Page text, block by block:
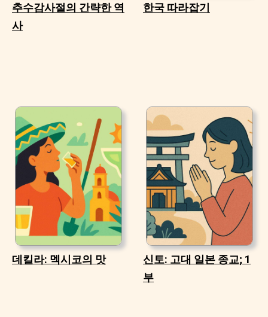
추수감사절의 간략한 역
사
한국 따라잡기
데킬라: 멕시코의 맛
신토: 고대 일본 종교; 1
부